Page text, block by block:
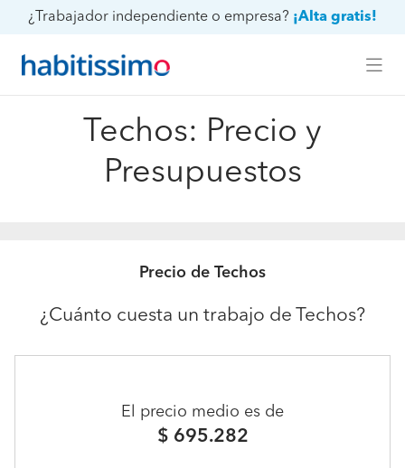
¿Trabajador independiente o empresa? ¡Alta gratis!
Techos: Precio y
Presupuestos
Precio de Techos
¿Cuánto cuesta un trabajo de Techos?
El precio medio es de
$ 695.282